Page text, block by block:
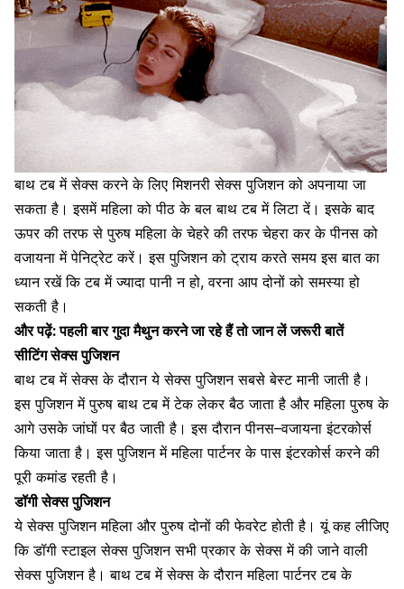
बाथ टब में सेक्स करने के लिएमिशनरी सेक्स पुजिशन को अपनाया जा
सकता है । इसमें महिला को पीठ के बल बाथ टब में लिटा दें। इसके बाद
ऊपर की तरफ से पुरुष महिला के चेहरे की तरफ चेहरा कर केपीनस को
वजायना में पेनिट्रेट करें। इस पुजिशन को ट्राय करते समय इस बात का
ध्यान रखें कि टब में ज्यादा पानी न हो, वरना आप दोनों को समस्या हो
सकती है।
और पढ़ें:पहली बार गुदा मैथुन करने जा रहे हैं तो जान लें जरूरी बातें
सीटिंग सेक्स पुजिशन
बाथ टब में सेक्स के दौरान ये सेक्स पुजिशन सबसे बेस्ट मानी जाती है।
इस पुजिशन में पुरुष बाथ टब में टेक लेकर बैठ जाता है और महिला पुरुष के
आगे उसके जांघों पर बैठ जाती है। इस दौरानपीनस–वजायना इंटरकोर्स
किया जाता है। इस पुजिशन में महिला पार्टनर के पास इंटरकोर्स करने की
पूरी कमांड रहती है।
डॉगी सेक्स पुजिशन
ये सेक्स पुजिशन महिला और पुरुष दोनों की फेवरेट होती है। यूं कह लीजिए
किडॉगी स्टाइल सेक्स पुजिशनसभी प्रकार के सेक्स में की जाने वाली
सेक्स पुजिशन है। बाथ टब में सेक्स के दौरान महिला पार्टनर टब के